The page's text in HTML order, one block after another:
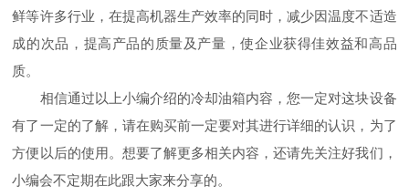
鲜等许多行业，在提高机器生产效率的同时，减少因温度不适造
成的次品，提高产品的质量及产量，使企业获得佳效益和高品
质。
相信通过以上小编介绍的冷却油箱内容，您一定对这块设备
有了一定的了解，请在购买前一定要对其进行详细的认识，为了
方便以后的使用。想要了解更多相关内容，还请先关注好我们，
小编会不定期在此跟大家来分享的。